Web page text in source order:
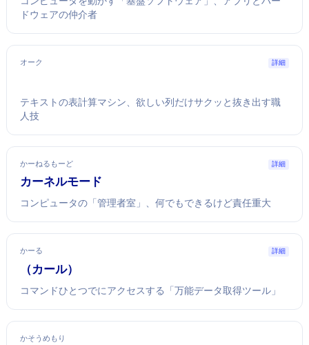
ドウェアの仲介者
オーク 詳細
テキストの表計算マシン、欲しい列だけサクッと抜き出す職
人技
かーねるもーど 詳細
カーネルモード
コンピュータの「管理者室」、何でもできるけど責任重大
かーる 詳細
cURL（カール）
コマンドひとつでWebにアクセスする「万能データ取得ツール」
かそうめもり